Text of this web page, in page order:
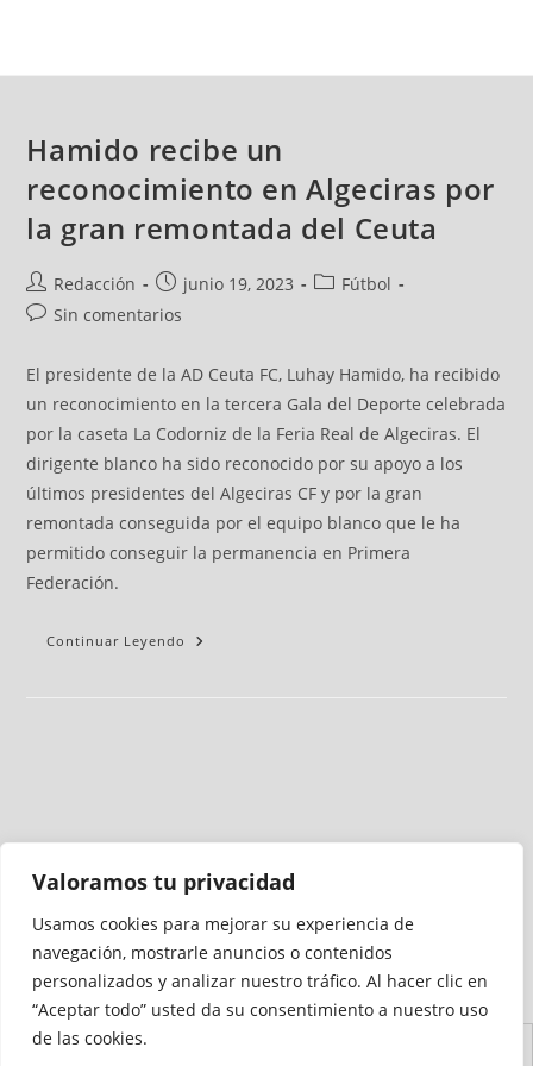
Valoramos tu privacidad
Usamos cookies para mejorar su experiencia de
navegación, mostrarle anuncios o contenidos
personalizados y analizar nuestro tráfico. Al hacer clic en
“Aceptar todo” usted da su consentimiento a nuestro uso
de las cookies.
Hamido recibe un
reconocimiento en Algeciras por
la gran remontada del Ceuta
Redacción junio 19, 2023
Fútbol
Sin comentarios
El presidente de la AD Ceuta FC, Luhay Hamido, ha recibido
un reconocimiento en la tercera Gala del Deporte celebrada
por la caseta La Codorniz de la Feria Real de Algeciras. El
dirigente blanco ha sido reconocido por su apoyo a los
últimos presidentes del Algeciras CF y por la gran
remontada conseguida por el equipo blanco que le ha
permitido conseguir la permanencia en Primera
Federación.
Continuar Leyendo
Medio auditado por